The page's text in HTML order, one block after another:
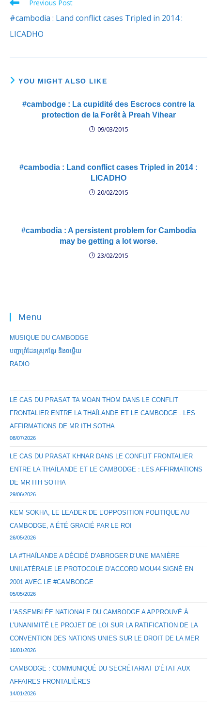
Read
more
Previous Post
#cambodia : Land conflict cases Tripled in 2014 :
LICADHO
YOU MIGHT ALSO LIKE
#cambodge : La cupidité des Escrocs contre la
protection de la Forêt à Preah Vihear
09/03/2015
#cambodia : Land conflict cases Tripled in 2014 :
LICADHO
20/02/2015
#cambodia : A persistent problem for Cambodia
may be getting a lot worse.
23/02/2015
Menu
MUSIQUE DU CAMBODGE
បញ្ហាព្រំដែនស្រុកខ្មែរ និងចឞ្លើយ
RADIO
LE CAS DU PRASAT TA MOAN THOM DANS LE CONFLIT
FRONTALIER ENTRE LA THAÏLANDE ET LE CAMBODGE : LES
AFFIRMATIONS DE MR ITH SOTHA
08/07/2026
LE CAS DU PRASAT KHNAR DANS LE CONFLIT FRONTALIER
ENTRE LA THAÏLANDE ET LE CAMBODGE : LES AFFIRMATIONS
DE MR ITH SOTHA
29/06/2026
KEM SOKHA, LE LEADER DE L’OPPOSITION POLITIQUE AU
CAMBODGE, A ÉTÉ GRACIÉ PAR LE ROI
26/05/2026
LA #THAÏLANDE A DÉCIDÉ D’ABROGER D’UNE MANIÈRE
UNILATÉRALE LE PROTOCOLE D’ACCORD MOU44 SIGNÉ EN
2001 AVEC LE #CAMBODGE
05/05/2026
L’ASSEMBLÉE NATIONALE DU CAMBODGE A APPROUVÉ À
L’UNANIMITÉ LE PROJET DE LOI SUR LA RATIFICATION DE LA
CONVENTION DES NATIONS UNIES SUR LE DROIT DE LA MER
16/01/2026
CAMBODGE : COMMUNIQUÉ DU SECRÉTARIAT D’ÉTAT AUX
AFFAIRES FRONTALIÈRES
14/01/2026